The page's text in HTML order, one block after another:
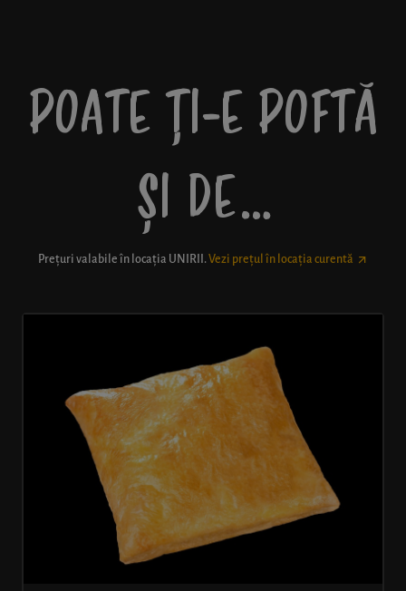
POATE ȚI-E POFTĂ
ȘI DE…
Prețuri valabile în locația UNIRII . Vezi prețul în locația curentă